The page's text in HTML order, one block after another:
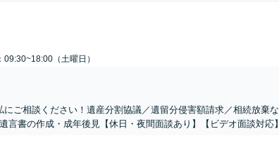
09:30~18:00（土曜日）
にご相談ください！遺産分割協議／遺留分侵害額請求／相続放棄な
言書の作成・成年後見【休日・夜間面談あり】【ビデオ面談対応】